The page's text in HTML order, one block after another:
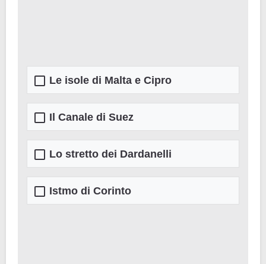
Le isole di Malta e Cipro
Il Canale di Suez
Lo stretto dei Dardanelli
Istmo di Corinto